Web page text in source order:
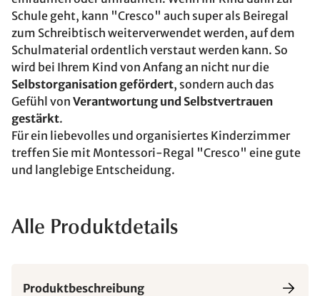
Schule geht, kann "Cresco" auch super als Beiregal
zum Schreibtisch weiterverwendet werden, auf dem
Schulmaterial ordentlich verstaut werden kann. So
wird bei Ihrem Kind von Anfang an nicht nur die
Selbstorganisation gefördert, sondern auch das
Gefühl von Verantwortung und Selbstvertrauen
gestärkt.
Für ein liebevolles und organisiertes Kinderzimmer
treffen Sie mit Montessori-Regal "Cresco" eine gute
und langlebige Entscheidung.
Alle Produktdetails
Produktbeschreibung